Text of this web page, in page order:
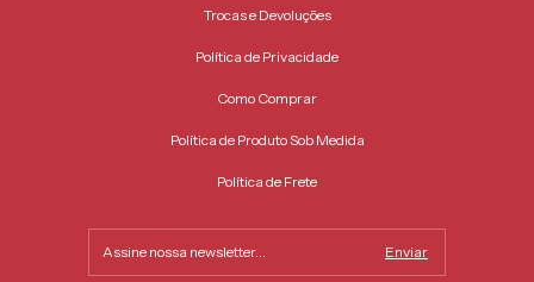
Trocas e Devoluções
Política de Privacidade
Como Comprar
Política de Produto Sob Medida
Política de Frete